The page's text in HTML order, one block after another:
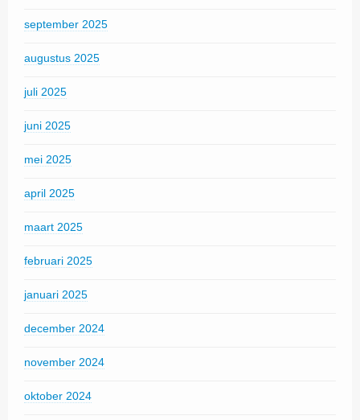
september 2025
augustus 2025
juli 2025
juni 2025
mei 2025
april 2025
maart 2025
februari 2025
januari 2025
december 2024
november 2024
oktober 2024